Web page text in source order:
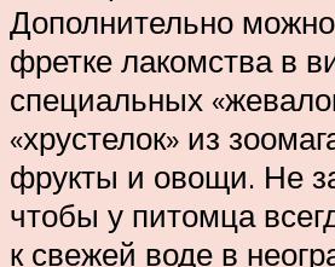
Дополнительно
фретке лакомства в
специальных
«хрустелок» из
фрукты и овощи. Не
чтобы у питомца
к свежей воде в